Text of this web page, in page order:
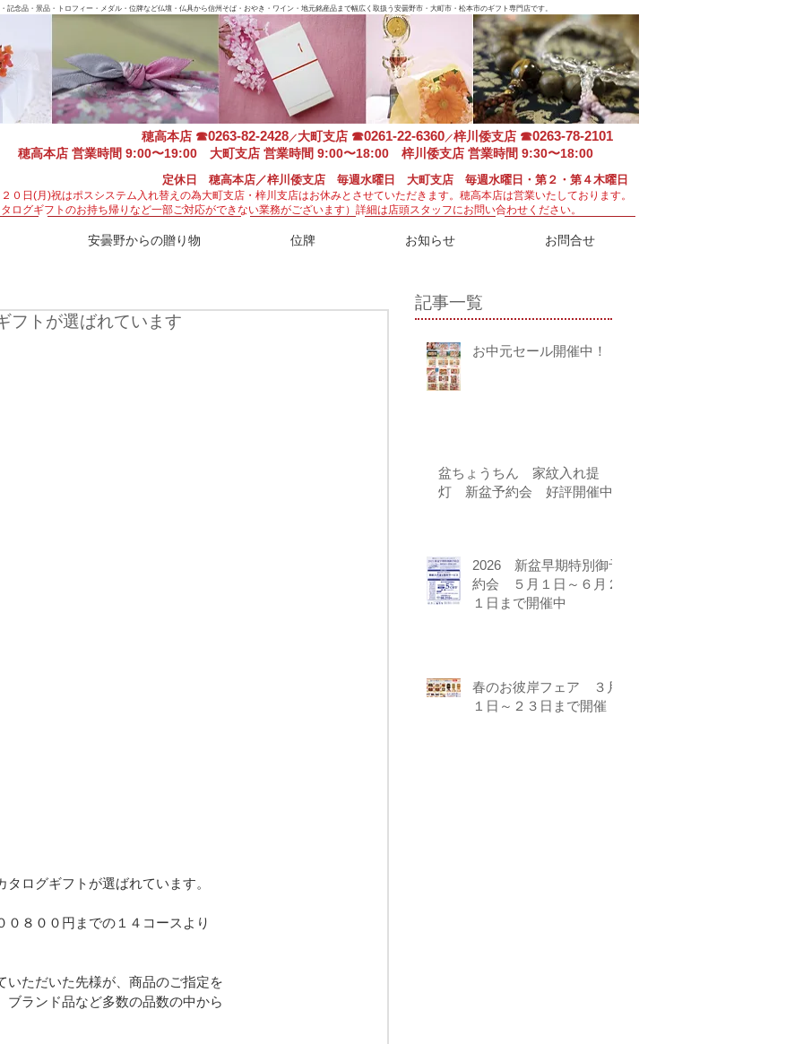
念品・景品・トロフィー・メダル・位牌など仏壇・仏具から信州そば・おやき・ワイン・地元銘産品まで幅広く取扱う安曇野市・大町市・松本市のギフト専門店です。
穂高本店 ☎0263-82-2428／大町支店 ☎0261-22-6360／梓川倭支店 ☎0263-78-2101
穂高本店 営業時間 9:00〜19:00 大町支店 営業時間 9:00〜18:00 梓川倭支店 営業時間 9:30〜18:00
定休日 穂高本店／梓川倭支店 毎週水曜日 大町支店 毎週水曜日・第２・第４木曜日
安曇野からの贈り物 位牌 お知らせ お問合せ
０日(月)祝はポスシステム入れ替えの為大町支店・梓川支店はお休みとさせていただきます。 穂高本店は営業いたしております。
ログギフトのお持ち帰りなど一部ご対応ができない業務がございます） 詳細は店頭スタッフにお問い合わせください。
フトが選ばれています
ログギフトが選ばれています。
８００円までの１４コースより
いただいた先様が、商品のご指定を
ブランド品など多数の品数の中から
記事一覧
お中元セール開催中！！
盆ちょうちん 家紋入れ提
灯 新盆予約会 好評開催中!!
2026 新盆早期特別御予
約会 ５月１日～６月２
１日まで開催中
春のお彼岸フェア ３月
１日～２３日まで開催